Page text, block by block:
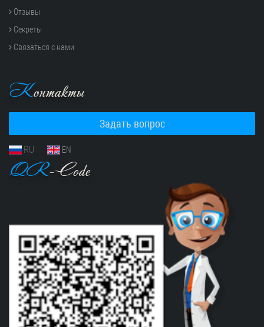
Отзывы
Секреты
Связаться с нами
Контакты
Задать вопрос
RU EN
QR-Code